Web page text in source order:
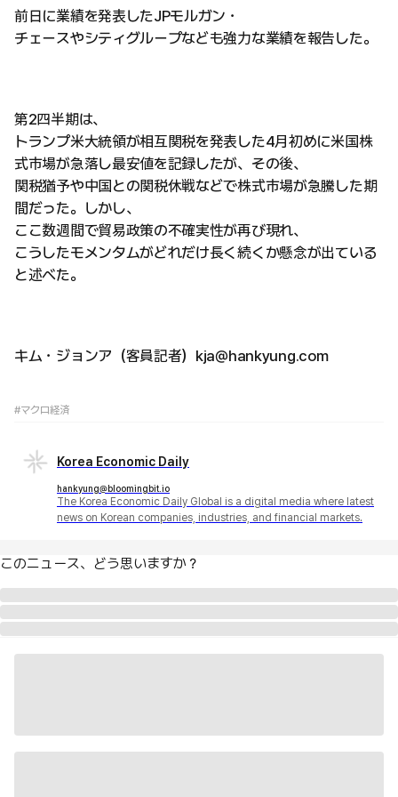
前日に業績を発表したJPモルガン・
チェースやシティグループなども強力な業績を報告した。
第2四半期は、
トランプ米大統領が相互関税を発表した4月初めに米国株
式市場が急落し最安値を記録したが、その後、
関税猶予や中国との関税休戦などで株式市場が急騰した期
間だった。しかし、
ここ数週間で貿易政策の不確実性が再び現れ、
こうしたモメンタムがどれだけ長く続くか懸念が出ている
と述べた。
キム・ジョンア（客員記者）kja@hankyung.com
#マクロ経済
Korea Economic Daily
hankyung@bloomingbit.io
The Korea Economic Daily Global is a digital media where latest
news on Korean companies, industries, and financial markets.
このニュース、どう思いますか？